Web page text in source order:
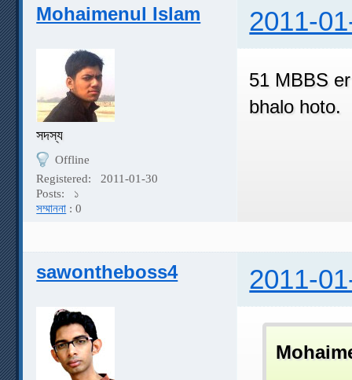
Mohaimenul Islam 2011-
সদস্য
Offline
Registered:
2011-01-30
Posts:
১
সম্মাননা : 0
51 MBBS
bhalo hoto.
sawontheboss4 2011-